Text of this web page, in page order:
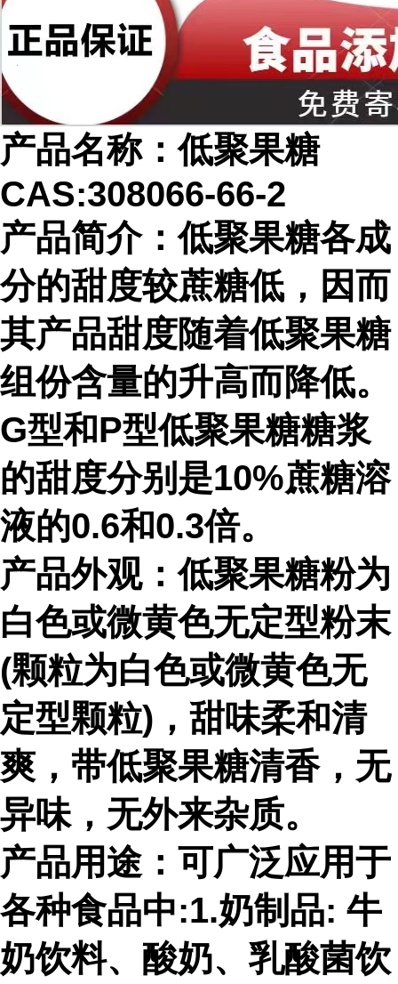
产品名称：低聚果糖
CAS:308066-66-2
产品简介：低聚果糖各成
分的甜度较蔗糖低，因而
其产品甜度随着低聚果糖
组份含量的升高而降低。
G型和P型低聚果糖糖浆
的甜度分别是10%蔗糖溶
液的0.6和0.3倍。
产品外观：低聚果糖粉为
白色或微黄色无定型粉末
(颗粒为白色或微黄色无
定型颗粒)，甜味柔和清
爽，带低聚果糖清香，无
异味，无外来杂质。
产品用途：可广泛应用于
各种食品中:1.奶制品: 牛
奶饮料、酸奶、乳酸菌饮